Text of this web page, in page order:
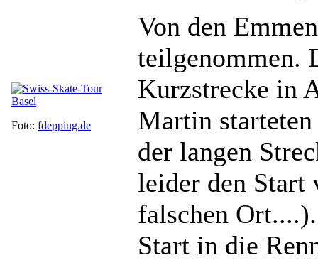
Foto: fdepping.de
Von den
teilgenommen.
Kurzstrecke in
Martin
der langen
leider den Start
falschen
Start in die